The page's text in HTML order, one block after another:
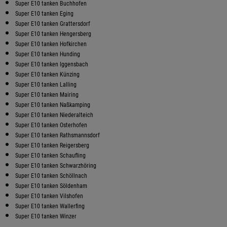
Super E10 tanken Buchhofen
Super E10 tanken Eging
Super E10 tanken Grattersdorf
Super E10 tanken Hengersberg
Super E10 tanken Hofkirchen
Super E10 tanken Hunding
Super E10 tanken Iggensbach
Super E10 tanken Künzing
Super E10 tanken Lalling
Super E10 tanken Mairing
Super E10 tanken Naßkamping
Super E10 tanken Niederalteich
Super E10 tanken Osterhofen
Super E10 tanken Rathsmannsdorf
Super E10 tanken Reigersberg
Super E10 tanken Schaufling
Super E10 tanken Schwarzhöring
Super E10 tanken Schöllnach
Super E10 tanken Söldenham
Super E10 tanken Vilshofen
Super E10 tanken Wallerfing
Super E10 tanken Winzer